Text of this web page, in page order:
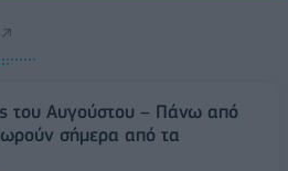
του Αυγούστου – Πάνω από
σήμερα από τα